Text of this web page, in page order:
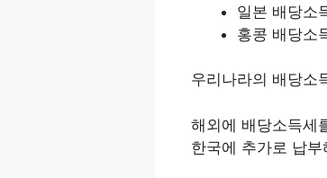
일본 배당소
홍콩 배당소
우리나라의 배당소
해외에 배당소득세
한국에 추가로 납